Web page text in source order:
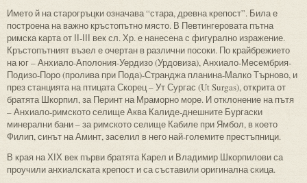
Името й на старогръцки означава “стара, древна крепост”. Била е
построена на важно кръстопътно място. В Певтингеровата пътна
римска карта от ІІ-ІІІ век сл. Хр. е нанесена с фигурално изражение.
Кръстопътният възел е очертан в различни посоки. По крайбрежието
на юг – Анхиало-Аполония-Уердизо (Урдовиза), Анхиало-Месембрия-
Подизо-Поро (пролива при Пода)-Странджа планина-Малко Търново, и
през станцията на птицата Скорец – Ут Сургас (Ut Surgas), открита от
братята Шкорпил, за Перинт на Мраморно море. И отклонение на пътя
– Анхиало-римското селище Аква Калиде-днешните Бургаски
минерални бани – за римското селище Кабиле при Ямбол, в което
Филип, синът на Аминт, заселил в него най-големите престъпници.
В края на ХІХ век първи братята Карел и Владимир Шкорпилови са
проучили анхиалската крепост и са съставили оригинална скица.